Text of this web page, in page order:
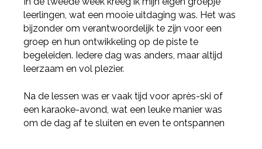
leerlingen, wat een mooie uitdaging was. Het was
bijzonder om verantwoordelijk te zijn voor een
groep en hun ontwikkeling op de piste te
begeleiden. Iedere dag was anders, maar altijd
leerzaam en vol plezier.
Na de lessen was er vaak tijd voor après-ski of
een karaoke-avond, wat een leuke manier was
om de dag af te sluiten en even te ontspannen